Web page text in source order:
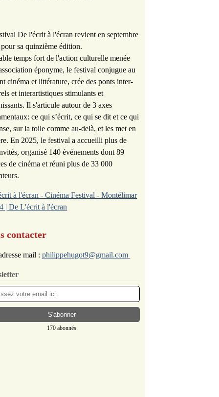
De l'écrit à l'écran revient en septembre
sa quinzième édition.
temps fort de l'action culturelle menée
éponyme, le festival conjugue au
cinéma et littérature, crée des ponts inter-
et interartistiques stimulants et
Il s'articule autour de 3 axes
ce qui s’écrit, ce qui se dit et ce qui
sur la toile comme au-delà, et les met en
En 2025, le festival a accueilli plus de
organisé 140 événements dont 89
de cinéma et réuni plus de 33 000
à l'écran - Cinéma Festival - Montélimar
| De L'écrit à l'écran
contacter
mail :philippehugot9@gmail.com
170 abonnés